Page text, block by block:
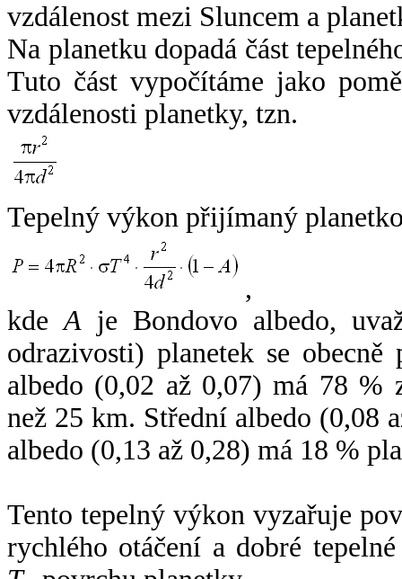
vzdálenost mezi Sluncem a
Na planetku dopadá část
Tuto část vypočítáme jako
vzdálenosti planetky, tzn.
Tepelný výkon přijímaný
,
kdeA je Bondovo albedo,
odrazivosti) planetek se
albedo (0,02 až 0,07) má 78 %
než 25 km. Střední albedo (0,08
albedo (0,13 až 0,28) má 18 %
Tento tepelný výkon vyzařuje
rychlého otáčení a dobré